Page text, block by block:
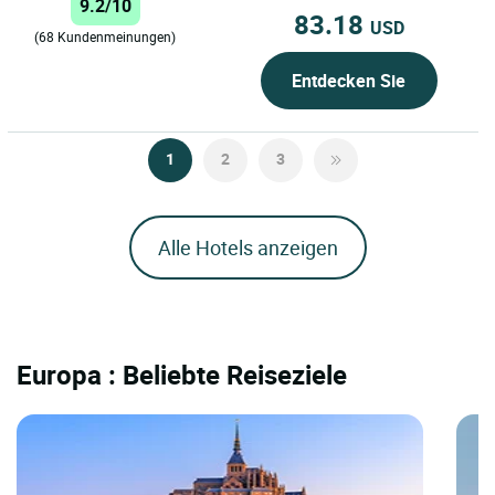
verschiedene...
9.2/10
(68 Kundenmeinungen) 83.18 USD
Entdecken Sie
1 2 3
Alle Hotels anzeigen
Europa : Beliebte Reiseziele